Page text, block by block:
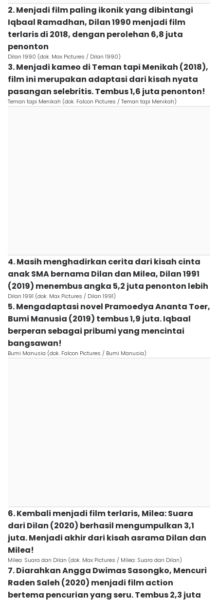
2. Menjadi film paling ikonik yang dibintangi
Iqbaal Ramadhan, Dilan 1990 menjadi film
terlaris di 2018, dengan perolehan 6,8 juta
penonton
Dilan 1990 (dok. Max Pictures / Dilan 1990)
3. Menjadi kameo di Teman tapi Menikah (2018),
film ini merupakan adaptasi dari kisah nyata
pasangan selebritis. Tembus 1,6 juta penonton!
Teman tapi Menikah (dok. Falcon Pictures / Teman tapi Menikah)
4. Masih menghadirkan cerita dari kisah cinta
anak SMA bernama Dilan dan Milea, Dilan 1991
(2019) menembus angka 5,2 juta penonton lebih
Dilan 1991 (dok. Max Pictures / Dilan 1991)
5. Mengadaptasi novel Pramoedya Ananta Toer,
Bumi Manusia (2019) tembus 1,9 juta. Iqbaal
berperan sebagai pribumi yang mencintai
bangsawan!
Bumi Manusia (dok. Falcon Pictures / Bumi Manusia)
6. Kembali menjadi film terlaris, Milea: Suara
dari Dilan (2020) berhasil mengumpulkan 3,1
juta. Menjadi akhir dari kisah asrama Dilan dan
Milea!
Milea: Suara dari Dilan (dok. Max Pictures / Milea: Suara dari Dilan)
7. Diarahkan Angga Dwimas Sasongko, Mencuri
Raden Saleh (2020) menjadi film action
bertema pencurian yang seru. Tembus 2,3 juta